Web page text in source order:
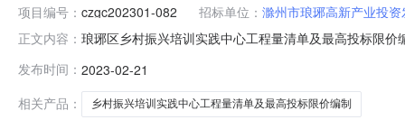
项目编号： czgc202301-082 招标单位： 滁州市琅琊高新产业投
正文内容： 琅琊区乡村振兴培训实践中心工程量清单及最高投标限
府大楼5楼联系人及电话杨工、李工19955056502、
发布时间： 2023-02-21
相关产品：
乡村振兴培训实践中心工程量清单及最高投标限价编制